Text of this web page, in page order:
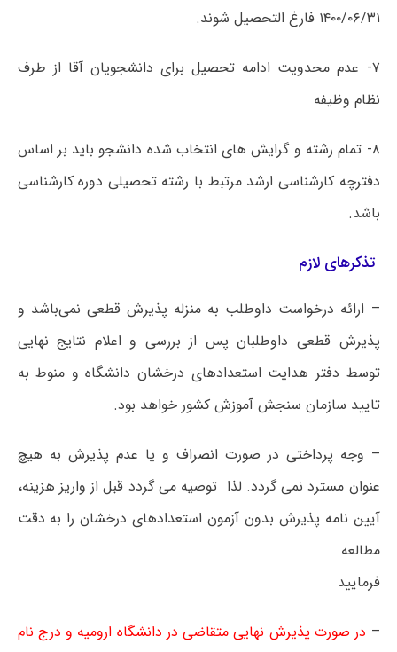
۱۴۰۰/۰۶/۳۱ فارغ التحصیل شوند.
۷- عدم محدویت ادامه تحصیل برای دانشجویان آقا از طرف
نظام وظیفه
۸- تمام رشته و گرایش های انتخاب شده دانشجو باید بر اساس
دفترچه کارشناسی ارشد مرتبط با رشته تحصیلی دوره کارشناسی
باشد.
تذکرهای لازم
– ارائه درخواست داوطلب به منزله پذیرش قطعی نمی‌باشد و
پذیرش قطعی داوطلبان پس از بررسی و اعلام نتایج نهایی
توسط دفتر هدایت استعدادهای درخشان دانشگاه و منوط به
تایید سازمان سنجش آموزش کشور خواهد بود.
– وجه پرداختی در صورت انصراف و یا عدم پذیرش به هیچ
عنوان مسترد نمی گردد. لذا توصیه می گردد قبل از واریز هزینه،
آیین نامه پذیرش بدون آزمون استعدادهای درخشان را به دقت
مطالعه
– در صورت پذیرش نهایی متقاضی در دانشگاه ارومیه و درج نام